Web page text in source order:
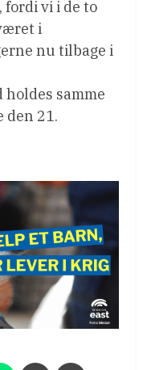
fordi vi i de to
i
nu tilbage i
samme
den 21.